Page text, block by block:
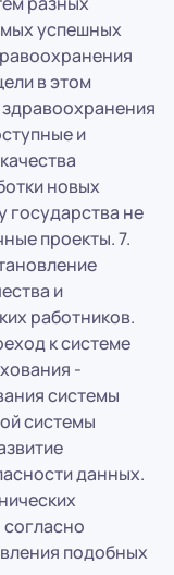
успешных
в этом
и
новых
государства не
проекты. 7.
и
работников.
к системе
-
системы
системы
данных.
согласно
подобных